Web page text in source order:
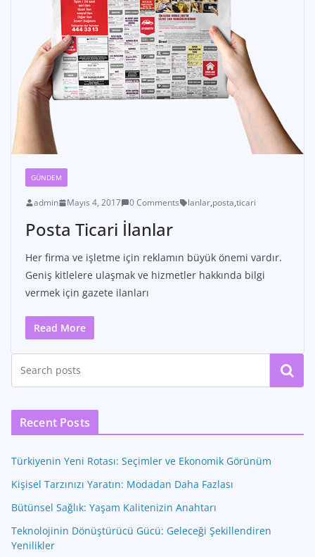
GÜNDEM
admin Mayıs 4, 2017 0 Comments lanlar,posta,ticari
Posta Ticari İlanlar
Her firma ve işletme için reklamın büyük önemi vardır.
Geniş kitlelere ulaşmak ve hizmetler hakkında bilgi
vermek için gazete ilanları
Read More
Ara
Recent Posts
Türkiyenin Yeni Rotası: Seçimler ve Ekonomik Görünüm
Kişisel Tarzınızı Yaratın: Modadan Daha Fazlası
Bütünsel Sağlık: Yaşam Kalitenizin Anahtarı
Teknolojinin Dönüştürücü Gücü: Geleceği Şekillendiren
Yenilikler